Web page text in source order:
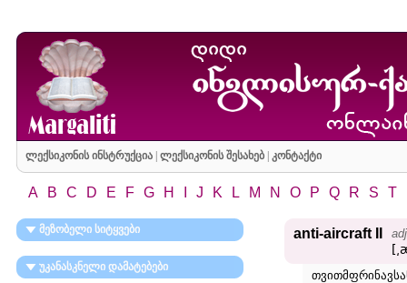
ლექსიკონის ინსტრუქცია| ლექსიკონის შესახებ| კონტაქტი
A B C D E F G H J K L M N O P Q R S T
მეზობელი სიტყვები
უკანასკნელი დამატებები
anti-aircraft II